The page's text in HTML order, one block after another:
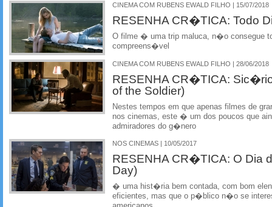
CINEMA COM RUBENS EWALD FILHO | 15/07/2018
RESENHA CR�TICA: Todo
O filme � uma trip maluca, n�o consegue
compreens�vel
CINEMA COM RUBENS EWALD FILHO | 28/06/2018
RESENHA CR�TICA:
of the Soldier)
Nestes tempos em que apenas filmes de
nos cinemas, este � um dos poucos que
admiradores do g�nero
NOS CINEMAS | 10/05/2017
RESENHA CR�TICA: O Dia
Day)
� uma hist�ria bem contada, com bom
eficientes, mas que o p�blico n�o se